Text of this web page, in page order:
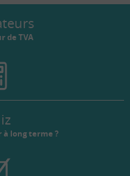
de TVA
long terme ?